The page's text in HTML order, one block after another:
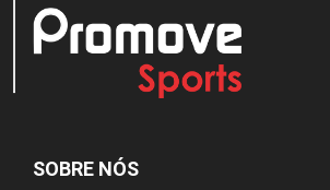
SOBRE NÓS